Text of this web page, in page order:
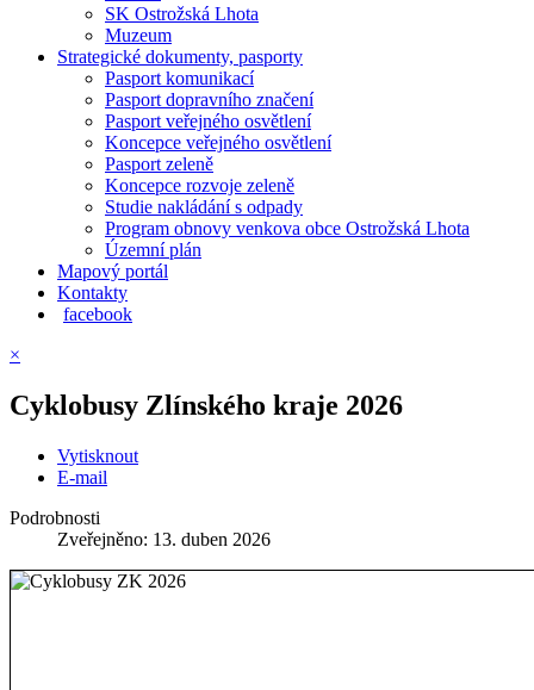
SK Ostrožská Lhota
Muzeum
Strategické dokumenty, pasporty
Pasport komunikací
Pasport dopravního značení
Pasport veřejného osvětlení
Koncepce veřejného osvětlení
Pasport zeleně
Koncepce rozvoje zeleně
Studie nakládání s odpady
Program obnovy venkova obce Ostrožská Lhota
Územní plán
Mapový portál
Kontakty
facebook
×
Cyklobusy Zlínského kraje 2026
Vytisknout
E-mail
Podrobnosti
Zveřejněno: 13. duben 2026